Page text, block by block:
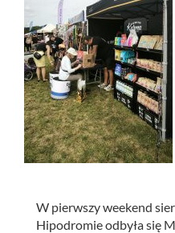
W pierwszy weekend
Hipodromie odbyła się